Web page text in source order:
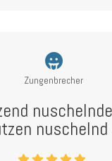
Zungenbrecher
nuschelnd